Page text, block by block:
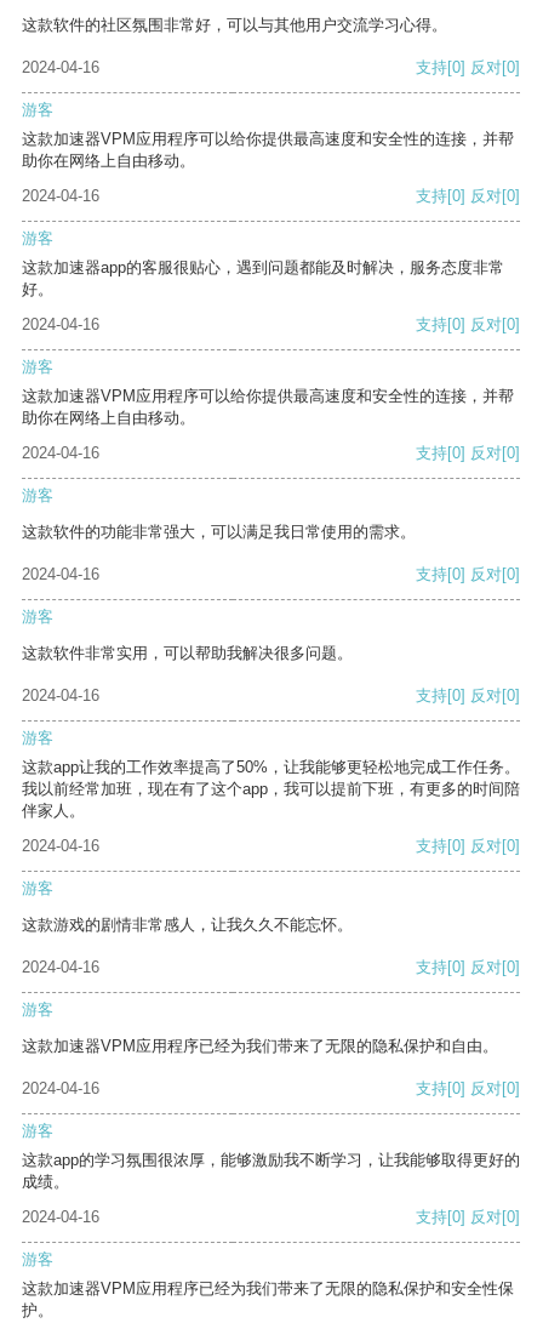
这款软件的社区氛围非常好，可以与其他用户交流学习心得。
2024-04-16 支持[0] 反对[0]
游客
这款加速器VPM应用程序可以给你提供最高速度和安全性的连接，并帮
助你在网络上自由移动。
2024-04-16
支持[0] 反对[0]
游客
这款加速器app的客服很贴心，遇到问题都能及时解决，服务态度非常
好。
2024-04-16
支持[0] 反对[0]
游客
这款加速器VPM应用程序可以给你提供最高速度和安全性的连接，并帮
助你在网络上自由移动。
2024-04-16
支持[0] 反对[0]
游客
这款软件的功能非常强大，可以满足我日常使用的需求。
2024-04-16 支持[0] 反对[0]
游客
这款软件非常实用，可以帮助我解决很多问题。
2024-04-16 支持[0] 反对[0]
游客
这款app让我的工作效率提高了50%，让我能够更轻松地完成工作任务。
我以前经常加班，现在有了这个app，我可以提前下班，有更多的时间陪
伴家人。
2024-04-16
支持[0] 反对[0]
游客
这款游戏的剧情非常感人，让我久久不能忘怀。
2024-04-16 支持[0] 反对[0]
游客
这款加速器VPM应用程序已经为我们带来了无限的隐私保护和自由。
2024-04-16 支持[0] 反对[0]
游客
这款app的学习氛围很浓厚，能够激励我不断学习，让我能够取得更好的
成绩。
2024-04-16
支持[0] 反对[0]
游客
这款加速器VPM应用程序已经为我们带来了无限的隐私保护和安全性保
护。